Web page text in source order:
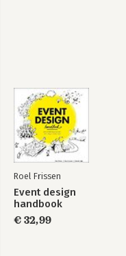
Roel Frissen
Event design
handbook
€ 32,99